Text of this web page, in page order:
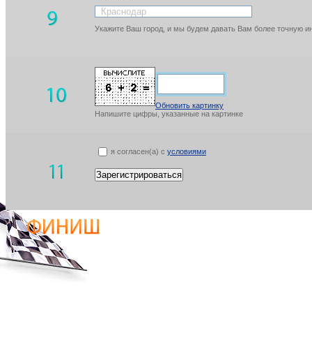
Укажите Ваш город, и мы будем давать Вам более точную
Обновить картинку
Напишите цифры, указанные на картинке
я согласен(а) с условиями
Зарегистрироваться